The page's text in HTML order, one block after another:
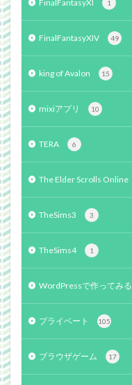
FinalFantasyXI 1
FinalFantasyXIV 49
king of Avalon 15
mixiアプリ 10
TERA 6
The Elder Scrolls Online
TheSims3 3
TheSims4 1
WordPressで作ってみる
プライベート 105
ブラウザゲーム 17